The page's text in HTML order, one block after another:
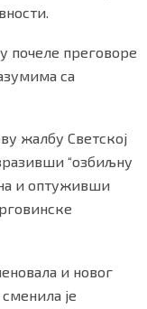
почеле преговоре
са
жалбу Светској
“озбиљну
и оптуживши
и новог
је
АПЛИКАЦИЈУ